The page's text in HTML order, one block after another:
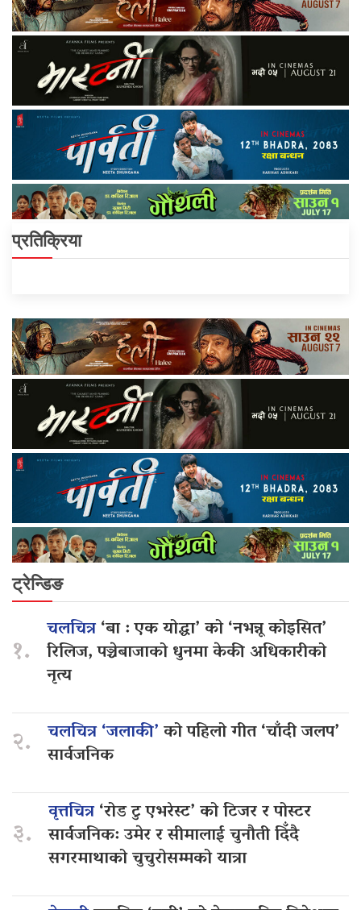
प्रतिक्रिया
ट्रेन्डिङ
१.
चलचित्र‘बा : एक योद्धा’ को ‘नभन्नू कोइसित’
रिलिज, पञ्चेबाजाको धुनमा केकी अधिकारीको
नृत्य
२. चलचित्र ‘जलाकी’को पहिलो गीत ‘चाँदी जलप’
सार्वजनिक
३.
वृत्तचित्र‘रोड टु एभरेस्ट’ को टिजर र पोस्टर
सार्वजनिक: उमेर र सीमालाई चुनौती दिँदै
सगरमाथाको चुचुरोसम्मको यात्रा